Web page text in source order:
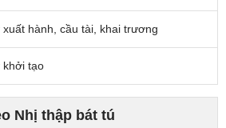
xuất hành, cầu tài, khai trương
khởi tạo
Nhị thập bát tú